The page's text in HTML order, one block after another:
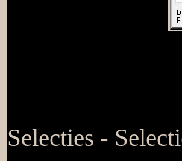
Selecties -